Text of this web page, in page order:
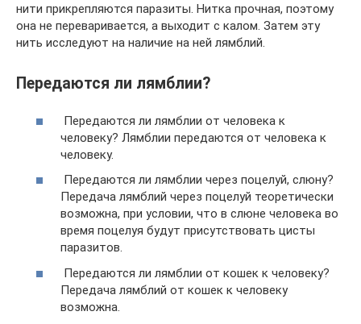
нити прикрепляются паразиты. Нитка прочная, поэтому
она не переваривается, а выходит с калом. Затем эту
нить исследуют на наличие на ней лямблий.
Передаются ли лямблии?
Передаются ли лямблии от человека к
человеку? Лямблии передаются от человека к
человеку.
Передаются ли лямблии через поцелуй, слюну?
Передача лямблий через поцелуй теоретически
возможна, при условии, что в слюне человека во
время поцелуя будут присутствовать цисты
паразитов.
Передаются ли лямблии от кошек к человеку?
Передача лямблий от кошек к человеку
возможна.